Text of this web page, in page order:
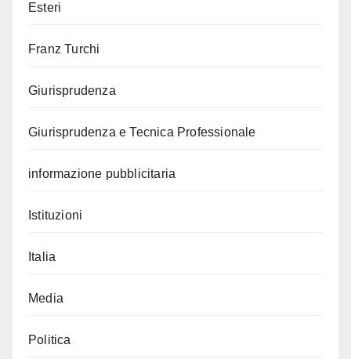
Esteri
Franz Turchi
Giurisprudenza
Giurisprudenza e Tecnica Professionale
informazione pubblicitaria
Istituzioni
Italia
Media
Politica